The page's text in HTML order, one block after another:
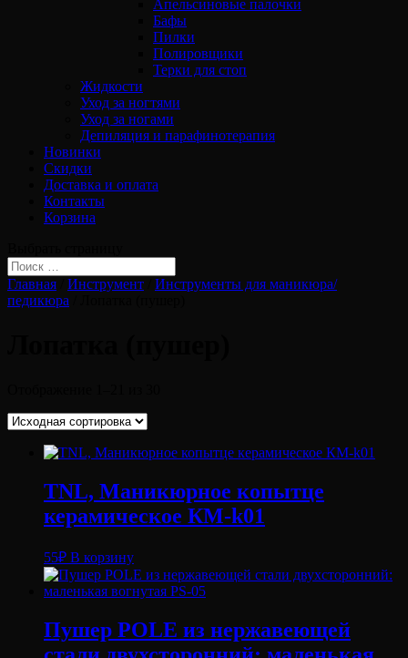
Апельсиновые палочки
Бафы
Пилки
Полировщики
Терки для стоп
Жидкости
Уход за ногтями
Уход за ногами
Депиляция и парафинотерапия
Новинки
Скидки
Доставка и оплата
Контакты
Корзина
Главная Инструмент
Инструменты для маникюра/
педикюра
TNL, Маникюрное копытце
керамическое КM-k01
55₽ В корзину
Пушер POLE из нержавеющей